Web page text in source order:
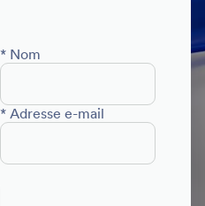
* Nom
* Adresse e-mail